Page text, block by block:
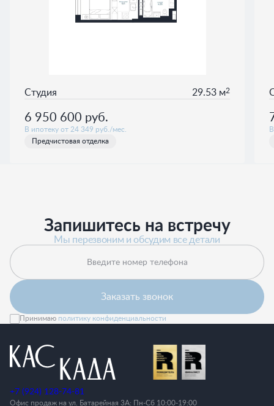
Студия 29.53 м2
6 950 600 руб.
В ипотеку от 24 349 руб./мес.
Предчистовая отделка
Запишитесь на встречу
Мы перезвоним и обсудим все детали
Введите номер телефона
Заказать звонок
Принимаю политику конфиденциальности
+7 (924) 128-74-81
Офис продаж на ул. Батарейная 3А: Пн-Cб 10:00-19:00